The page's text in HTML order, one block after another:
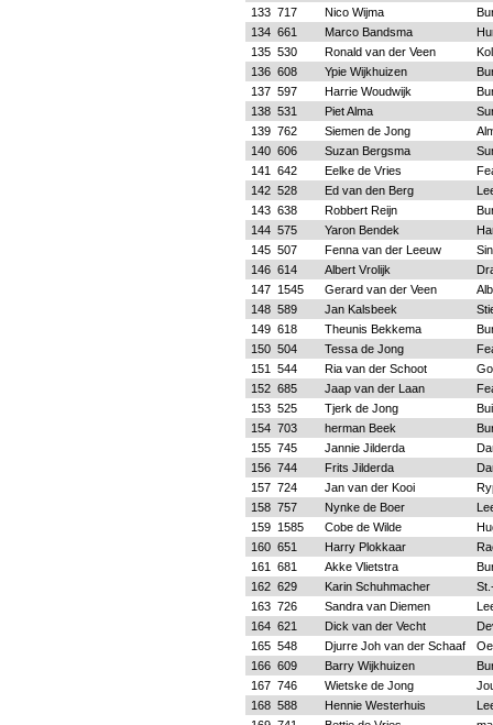
133 717 Nico Wijma
134 661 Marco Bandsma
135 530 Ronald van der Veen
136 608 Ypie Wijkhuizen
137 597 Harrie Woudwijk
138 531 Piet Alma
139 762 Siemen de Jong
140 606 Suzan Bergsma
141
642 Eelke de Vries
142 528 Ed van den Berg
143 638 Robbert Reijn
144 575 Yaron Bendek
145 507 Fenna van der Leeuw
146 614 Albert Vrolijk
147 1545 Gerard van der Veen
148 589 Jan Kalsbeek
149 618 Theunis Bekkema
150 504 Tessa de Jong
151
544 Ria van der Schoot
152 685 Jaap van der Laan
153 525 Tjerk de Jong
154 703 herman Beek
155 745 Jannie Jilderda
156 744 Frits Jilderda
157 724 Jan van der Kooi
158 757 Nynke de Boer
159 1585 Cobe de Wilde
160 651 Harry Plokkaar
161
681 Akke Vlietstra
162 629 Karin Schuhmacher
163 726 Sandra van Diemen
164 621 Dick van der Vecht
165 548 Djurre Joh van der Schaaf
166 609 Barry Wijkhuizen
167 746 Wietske de Jong
168 588 Hennie Westerhuis